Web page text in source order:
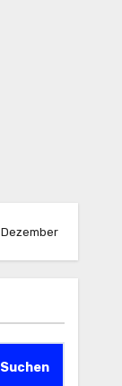
Dezember
Suchen